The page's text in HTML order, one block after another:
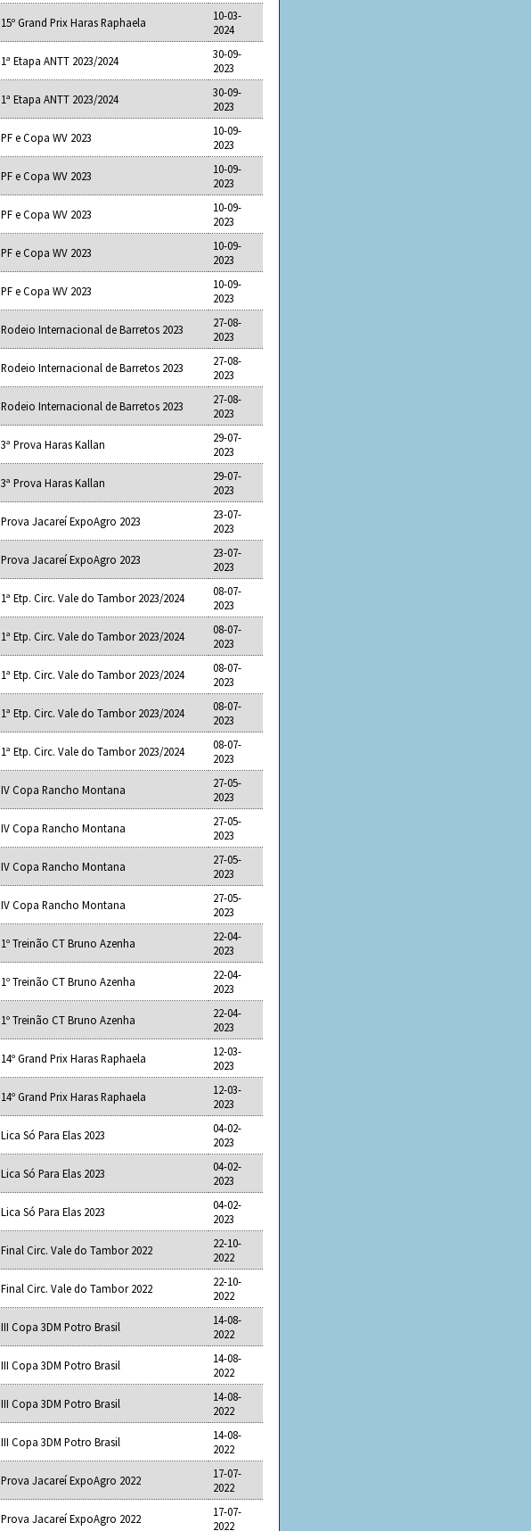
15º Grand Prix Haras Raphaela
10-03-
2024
1ª Etapa ANTT 2023/2024
30-09-
2023
1ª Etapa ANTT 2023/2024
30-09-
2023
PF e Copa WV 2023
10-09-
2023
PF e Copa WV 2023
10-09-
2023
PF e Copa WV 2023
10-09-
2023
PF e Copa WV 2023
10-09-
2023
PF e Copa WV 2023
10-09-
2023
Rodeio Internacional de Barretos 2023
27-08-
2023
Rodeio Internacional de Barretos 2023
27-08-
2023
Rodeio Internacional de Barretos 2023
27-08-
2023
3ª Prova Haras Kallan
29-07-
2023
3ª Prova Haras Kallan
29-07-
2023
Prova Jacareí ExpoAgro 2023
23-07-
2023
Prova Jacareí ExpoAgro 2023
23-07-
2023
1ª Etp. Circ. Vale do Tambor 2023/2024
08-07-
2023
1ª Etp. Circ. Vale do Tambor 2023/2024
08-07-
2023
1ª Etp. Circ. Vale do Tambor 2023/2024
08-07-
2023
1ª Etp. Circ. Vale do Tambor 2023/2024
08-07-
2023
1ª Etp. Circ. Vale do Tambor 2023/2024
08-07-
2023
IV Copa Rancho Montana
27-05-
2023
IV Copa Rancho Montana
27-05-
2023
IV Copa Rancho Montana
27-05-
2023
IV Copa Rancho Montana
27-05-
2023
1º Treinão CT Bruno Azenha
22-04-
2023
1º Treinão CT Bruno Azenha
22-04-
2023
1º Treinão CT Bruno Azenha
22-04-
2023
14º Grand Prix Haras Raphaela
12-03-
2023
14º Grand Prix Haras Raphaela
12-03-
2023
Lica Só Para Elas 2023
04-02-
2023
Lica Só Para Elas 2023
04-02-
2023
Lica Só Para Elas 2023
04-02-
2023
Final Circ. Vale do Tambor 2022
22-10-
2022
Final Circ. Vale do Tambor 2022
22-10-
2022
III Copa 3DM Potro Brasil
14-08-
2022
III Copa 3DM Potro Brasil
14-08-
2022
III Copa 3DM Potro Brasil
14-08-
2022
III Copa 3DM Potro Brasil
14-08-
2022
Prova Jacareí ExpoAgro 2022
17-07-
2022
Prova Jacareí ExpoAgro 2022
17-07-
2022